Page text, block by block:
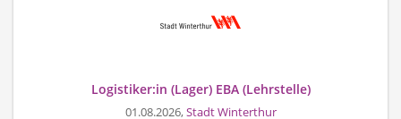
Logistiker:in (Lager) EBA (Lehrstelle)
01.08.2026,Stadt Winterthur